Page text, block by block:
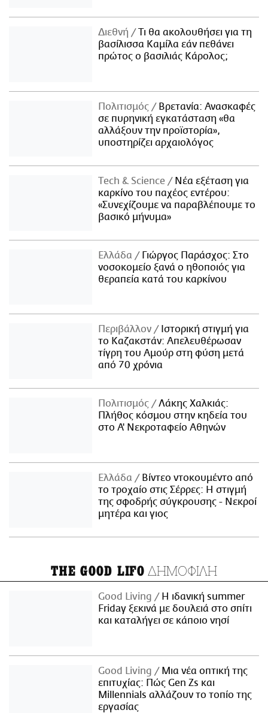
Διεθνή
Τι θα ακολουθήσει για τη
βασίλισσα Καμίλα εάν πεθάνει
πρώτος ο βασιλιάς Κάρολος;
Πολιτισμός
Βρετανία: Ανασκαφές
σε πυρηνική εγκατάσταση «θα
αλλάξουν την προϊστορία»,
υποστηρίζει αρχαιολόγος
Τech & Science
Νέα εξέταση για
καρκίνο του παχέος εντέρου:
«Συνεχίζουμε να παραβλέπουμε το
βασικό μήνυμα»
Ελλάδα
Γιώργος Παράσχος: Στο
νοσοκομείο ξανά ο ηθοποιός για
θεραπεία κατά του καρκίνου
Περιβάλλον
Ιστορική στιγμή για
το Καζακστάν: Απελευθέρωσαν
τίγρη του Αμούρ στη φύση μετά
από 70 χρόνια
Πολιτισμός
Λάκης Χαλκιάς:
Πλήθος κόσμου στην κηδεία του
στο Α' Νεκροταφείο Αθηνών
Ελλάδα
Βίντεο ντοκουμέντο από
το τροχαίο στις Σέρρες: Η στιγμή
της σφοδρής σύγκρουσης - Νεκροί
μητέρα και γιος
THE GOOD LIFO ΔΗΜΟΦΙΛΗ
Good Living
Η ιδανική summer
Friday ξεκινά με δουλειά στο σπίτι
και καταλήγει σε κάποιο νησί
Good Living
Μια νέα οπτική της
επιτυχίας: Πώς Gen Zs και
Millennials αλλάζουν το τοπίο της
εργασίας